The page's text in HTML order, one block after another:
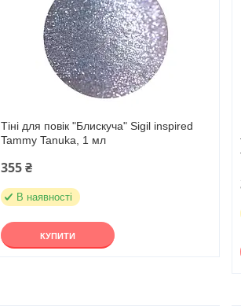
Тіні для повік "Блискуча" Sigil inspired
Tammy Tanuka, 1 мл
355 ₴
В наявності
КУПИТИ